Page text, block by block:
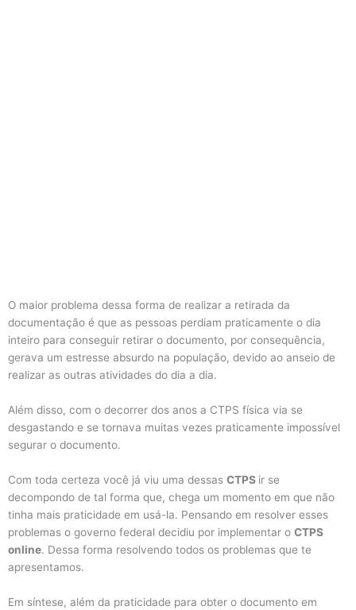
O maior problema dessa forma de realizar a retirada da
documentação é que as pessoas perdiam praticamente o dia
inteiro para conseguir retirar o documento, por consequência,
gerava um estresse absurdo na população, devido ao anseio de
realizar as outras atividades do dia a dia.
Além disso, com o decorrer dos anos a CTPS física via se
desgastando e se tornava muitas vezes praticamente impossível
segurar o documento.
Com toda certeza você já viu uma dessas CTPS ir se
decompondo de tal forma que, chega um momento em que não
tinha mais praticidade em usá-la. Pensando em resolver esses
problemas o governo federal decidiu por implementar o CTPS
online. Dessa forma resolvendo todos os problemas que te
apresentamos.
Em síntese, além da praticidade para obter o documento em